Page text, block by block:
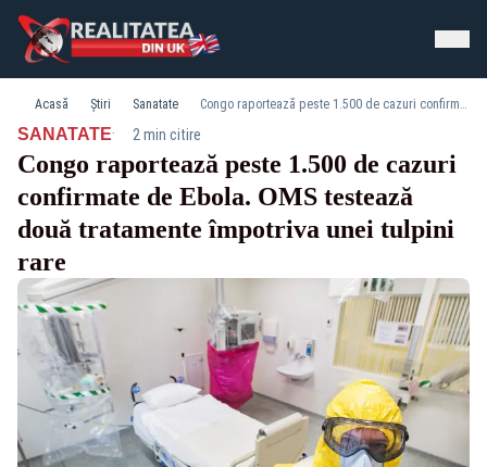
Acasă Știri Sanatate Congo raportează peste 1.500 de cazuri confirmate de Ebola. OMS testează două tratamente împotriva unei tulpini rare
SANATATE· 2 min citire
Congo raportează peste 1.500 de cazuri
confirmate de Ebola. OMS testează
două tratamente împotriva unei tulpini
rare